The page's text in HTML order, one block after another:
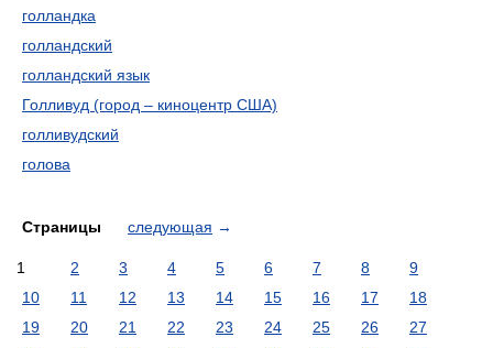
голландка
голландский
голландский язык
Голливуд (город – киноцентр США)
голливудский
голова
Страницы следующая →
1 2 3 4 5 6 7 8
9
10
11 12 13 14 15 16 17
18
19
20 21 22 23 24 25 26
27